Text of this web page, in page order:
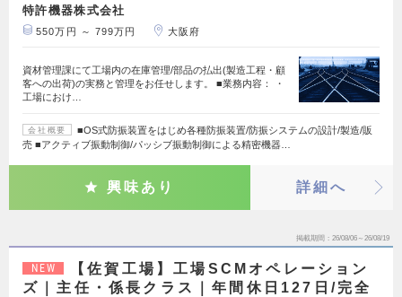
特許機器株式会社
550万円 ～ 799万円 大阪府
資材管理課にて工場内の在庫管理/部品の払出(製造工程・顧
客への出荷)の実務と管理をお任せします。 ■業務内容： ・
工場におけ…
会社概要
■OS式防振装置をはじめ各種防振装置/防振システムの設計/製造/販
売 ■アクティブ振動制御/パッシブ振動制御による精密機器…
興味あり 詳細へ
掲載期間 26/08/06～26/08/19
NEW
【佐賀工場】工場SCMオペレーション
ズ｜主任・係長クラス｜年間休日127日/完全